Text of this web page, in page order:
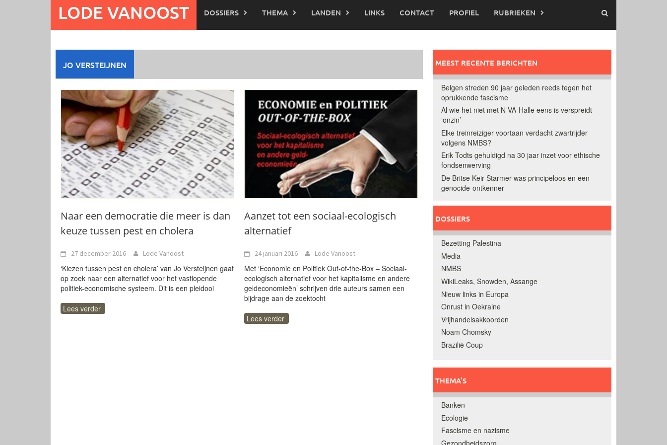
LODE VANOOST DOSSIERS THEMA LANDEN LINKS CONTACT PROFIEL RUBRIEKEN
JO VERSTEIJNEN
Naar een democratie die meer is dan
keuze tussen pest en cholera
27 december 2016 Lode Vanoost
‘Kiezen tussen pest en cholera’ van Jo Versteijnen gaat
op zoek naar een alternatief voor het vastlopende
politiek-economische systeem. Dit is een pleidooi
Lees verder
Aanzet tot een sociaal-ecologisch
alternatief
24 januari 2016 Lode Vanoost
Met ‘Economie en Politiek Out-of-the-Box – Sociaal-
ecologisch alternatief voor het kapitalisme en andere
geldeconomieën’ schrijven drie auteurs samen een
bijdrage aan de zoektocht
Lees verder
MEEST RECENTE BERICHTEN
Belgen streden 90 jaar geleden reeds tegen het
oprukkende fascisme
Al wie het niet met N-VA-Halle eens is verspreidt
‘onzin’
Elke treinreiziger voortaan verdacht zwartrijder
volgens NMBS?
Erik Todts gehuldigd na 30 jaar inzet voor ethische
fondsenwerving
De Britse Keir Starmer was principeloos en een
genocide-ontkenner
DOSSIERS
Bezetting Palestina
Media
NMBS
WikiLeaks, Snowden, Assange
Nieuw links in Europa
Onrust in Oekraine
Vrijhandelsakkoorden
Noam Chomsky
Brazilië Coup
THEMA’S
Banken
Ecologie
Fascisme en nazisme
Gezondheidszorg